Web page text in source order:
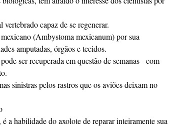
capaz de se regenerar.
(Ambystoma mexicanum) por sua
amputadas, órgãos e tecidos.
ser recuperada em questão de semanas - com
sinistras pelos rastros que os aviões deixam no
a habilidade do axolote de reparar inteiramente sua